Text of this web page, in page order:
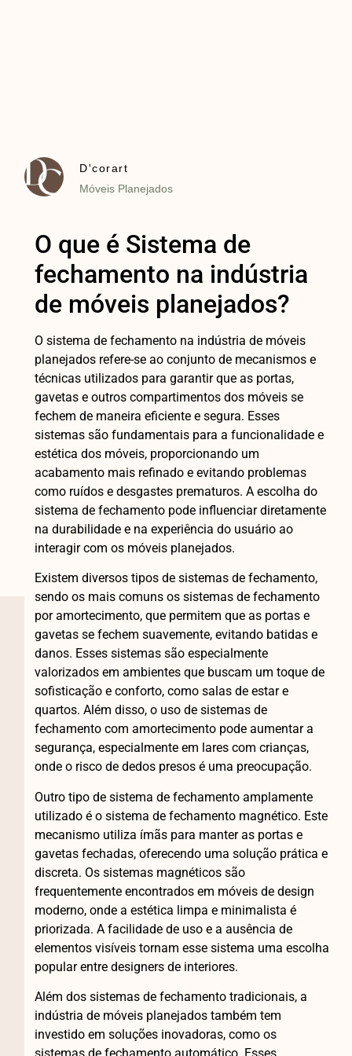
D'corart
Móveis Planejados
O que é Sistema de
fechamento na indústria
de móveis planejados?
O sistema de fechamento na indústria de móveis
planejados refere-se ao conjunto de mecanismos e
técnicas utilizados para garantir que as portas,
gavetas e outros compartimentos dos móveis se
fechem de maneira eficiente e segura. Esses
sistemas são fundamentais para a funcionalidade e
estética dos móveis, proporcionando um
acabamento mais refinado e evitando problemas
como ruídos e desgastes prematuros. A escolha do
sistema de fechamento pode influenciar diretamente
na durabilidade e na experiência do usuário ao
interagir com os móveis planejados.
Existem diversos tipos de sistemas de fechamento,
sendo os mais comuns os sistemas de fechamento
por amortecimento, que permitem que as portas e
gavetas se fechem suavemente, evitando batidas e
danos. Esses sistemas são especialmente
valorizados em ambientes que buscam um toque de
sofisticação e conforto, como salas de estar e
quartos. Além disso, o uso de sistemas de
fechamento com amortecimento pode aumentar a
segurança, especialmente em lares com crianças,
onde o risco de dedos presos é uma preocupação.
Outro tipo de sistema de fechamento amplamente
utilizado é o sistema de fechamento magnético. Este
mecanismo utiliza ímãs para manter as portas e
gavetas fechadas, oferecendo uma solução prática e
discreta. Os sistemas magnéticos são
frequentemente encontrados em móveis de design
moderno, onde a estética limpa e minimalista é
priorizada. A facilidade de uso e a ausência de
elementos visíveis tornam esse sistema uma escolha
popular entre designers de interiores.
Além dos sistemas de fechamento tradicionais, a
indústria de móveis planejados também tem
investido em soluções inovadoras, como os